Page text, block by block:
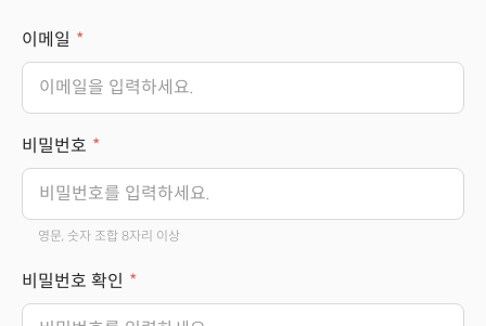
이메일
비밀번호
영문, 숫자 조합 8자리 이상
비밀번호 확인